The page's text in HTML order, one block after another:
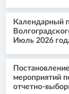
Календарный
Июль 2026
мероприятий
отчетно-